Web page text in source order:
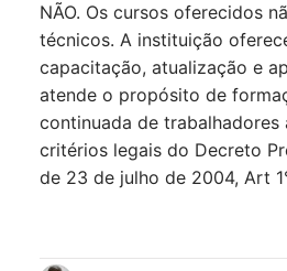
NÃO. Os cursos oferecidos
técnicos. A instituição
capacitação, atualização e
atende o propósito de
continuada de trabalhadores
critérios legais do Decreto
de 23 de julho de 2004, Art